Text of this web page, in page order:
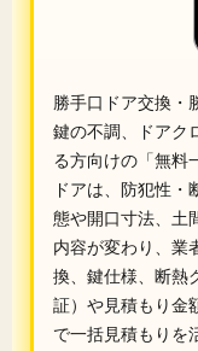
勝手口ドア交換・
鍵の不調、ドアク
る方向けの「無料
ドアは、防犯性
態や開口寸法、土
内容が変わり、業
換、鍵仕様、断熱
証）や見積もり金
で一括見積もりを